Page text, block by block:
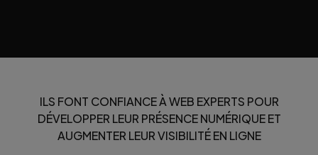
Directeur
ILS FONT CONFIANCE À WEB EXPERTS POUR
DÉVELOPPER LEUR PRÉSENCE NUMÉRIQUE ET
AUGMENTER LEUR VISIBILITÉ EN LIGNE